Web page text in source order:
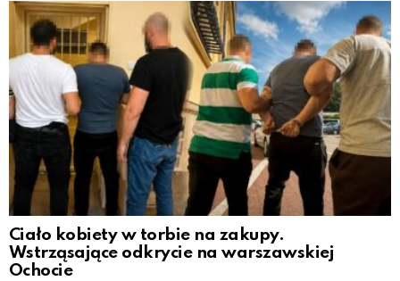
Ciało kobiety w torbie na zakupy.
Wstrząsające odkrycie na warszawskiej
Ochocie